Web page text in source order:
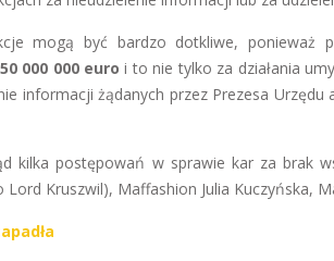
mogą być bardzo dotkliwe, ponieważ
000 000 euroi to nie tylko za działania
informacji żądanych przez Prezesa
kilka postępowań w sprawie kar za brak
Lord Kruszwil), Maffashion Julia Kuczyńska,